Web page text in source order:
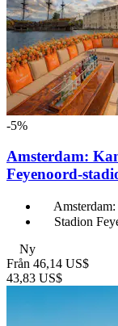
-5%
Amsterdam:
Feyenoord-
Stadion
Ny
Från 46,14 US$
43,83 US$